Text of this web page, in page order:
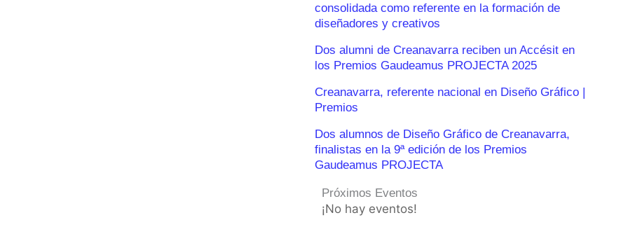
consolidada como referente en la formación de
diseñadores y creativos
Dos alumni de Creanavarra reciben un Accésit en
los Premios Gaudeamus PROJECTA 2025
Creanavarra, referente nacional en Diseño Gráfico |
Premios
Dos alumnos de Diseño Gráfico de Creanavarra,
finalistas en la 9ª edición de los Premios
Gaudeamus PROJECTA
Próximos Eventos
¡No hay eventos!